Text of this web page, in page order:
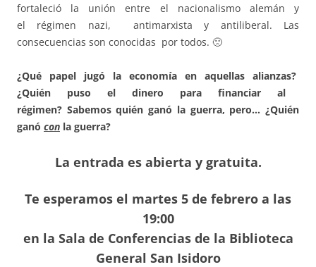
fortaleció la unión entre el nacionalismo alemán y
el régimen nazi, antimarxista y antiliberal. Las
consecuencias son conocidas por todos. 🙁
¿Qué papel jugó la economía en aquellas alianzas?
¿Quién puso el dinero para financiar al
régimen? Sabemos quién ganó la guerra, pero… ¿Quién
ganó con la guerra?
La entrada es abierta y gratuita.
Te esperamos el martes 5 de febrero a las
19:00
en la Sala de Conferencias de la Biblioteca
General San Isidoro